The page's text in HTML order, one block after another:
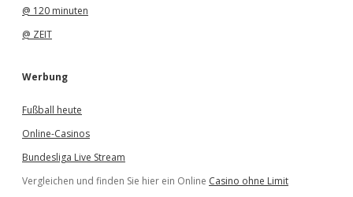
@ 120 minuten
@ ZEIT
Werbung
Fußball heute
Online-Casinos
Bundesliga Live Stream
Vergleichen und finden Sie hier ein Online Casino ohne Limit